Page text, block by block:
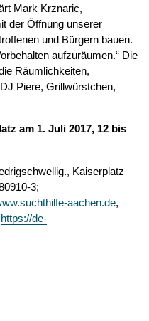
Mark Krznaric,
der Öffnung unserer
und Bürgern bauen.
aufzuräumen.“ Die
Räumlichkeiten,
Piere, Grillwürstchen,
am 1. Juli 2017, 12 bis
Kaiserplatz
3;
aachen.de,
https://de-